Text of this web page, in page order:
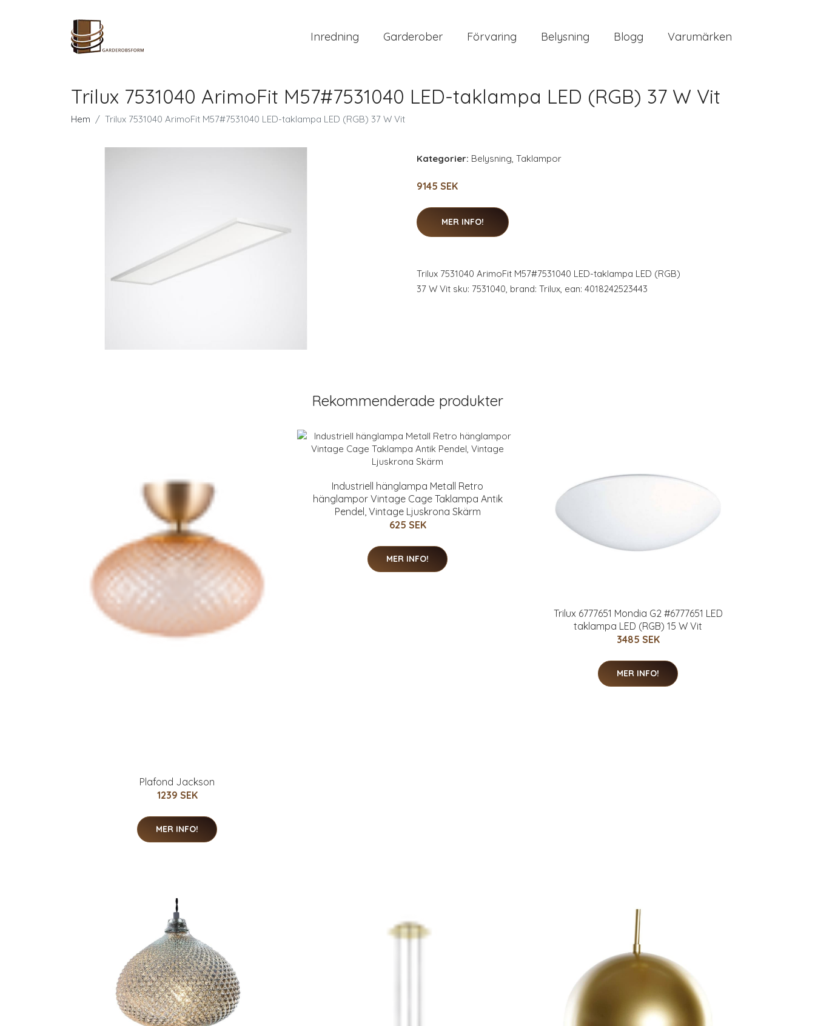
Inredning Garderober Förvaring Belysning Blogg Varumärken
Trilux 7531040 ArimoFit M57#7531040 LED-taklampa LED (RGB) 37 W Vit
Hem Trilux 7531040 ArimoFit M57#7531040 LED-taklampa LED (RGB) 37 W Vit
Kategorier: Belysning, Taklampor
9145 SEK
MER INFO!
Trilux 7531040 ArimoFit M57#7531040 LED-taklampa LED (RGB)
37 W Vit sku: 7531040, brand: Trilux, ean: 4018242523443
Rekommenderade produkter
Plafond Jackson
1239 SEK
MER INFO!
Industriell hänglampa Metall Retro
hänglampor Vintage Cage Taklampa Antik
Pendel, Vintage Ljuskrona Skärm
625 SEK
MER INFO!
Trilux 6777651 Mondia G2 #6777651 LED
taklampa LED (RGB) 15 W Vit
3485 SEK
MER INFO!